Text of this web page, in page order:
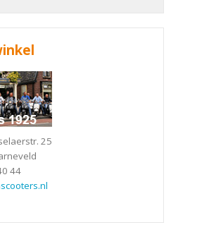
25
44